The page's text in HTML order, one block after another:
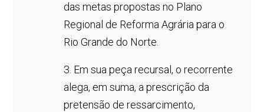
das metas propostas no Plano
Regional de Reforma Agrária para o
Rio Grande do Norte.
3. Em sua peça recursal, o recorrente
alega, em suma, a prescrição da
pretensão de ressarcimento,